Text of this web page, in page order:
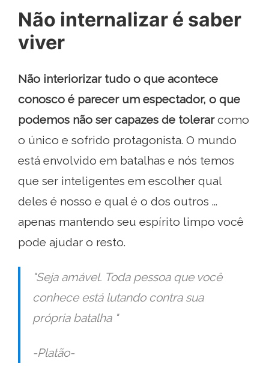
Não internalizar é saber
viver
Não interiorizar tudo o que acontece
conosco é parecer um espectador, o que
podemos não ser capazes de tolerarcomo
o único e sofrido protagonista. O mundo
está envolvido em batalhas e nós temos
que ser inteligentes em escolher qual
deles é nosso e qual é o dos outros ...
apenas mantendo seu espírito limpo você
pode ajudar o resto.
"Seja amável. Toda pessoa que você
conhece está lutando contra sua
própria batalha "
-Platão-